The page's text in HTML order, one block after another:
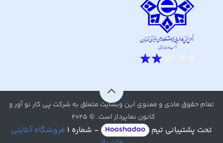
تمام حقوق مادی و معنوی این وبسایت متعلق به شرکت پی کار نو آور و
کانون نماپرداز است. © ۲۰۲۵
تحت پشتیبانی تیم - شماره ۱ فروشگاه آنلاینی